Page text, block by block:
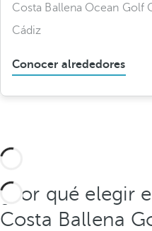
Costa Ballena Ocean Golf
Cádiz
Conocer alrededores
¿Por qué elegir
Costa Ballena